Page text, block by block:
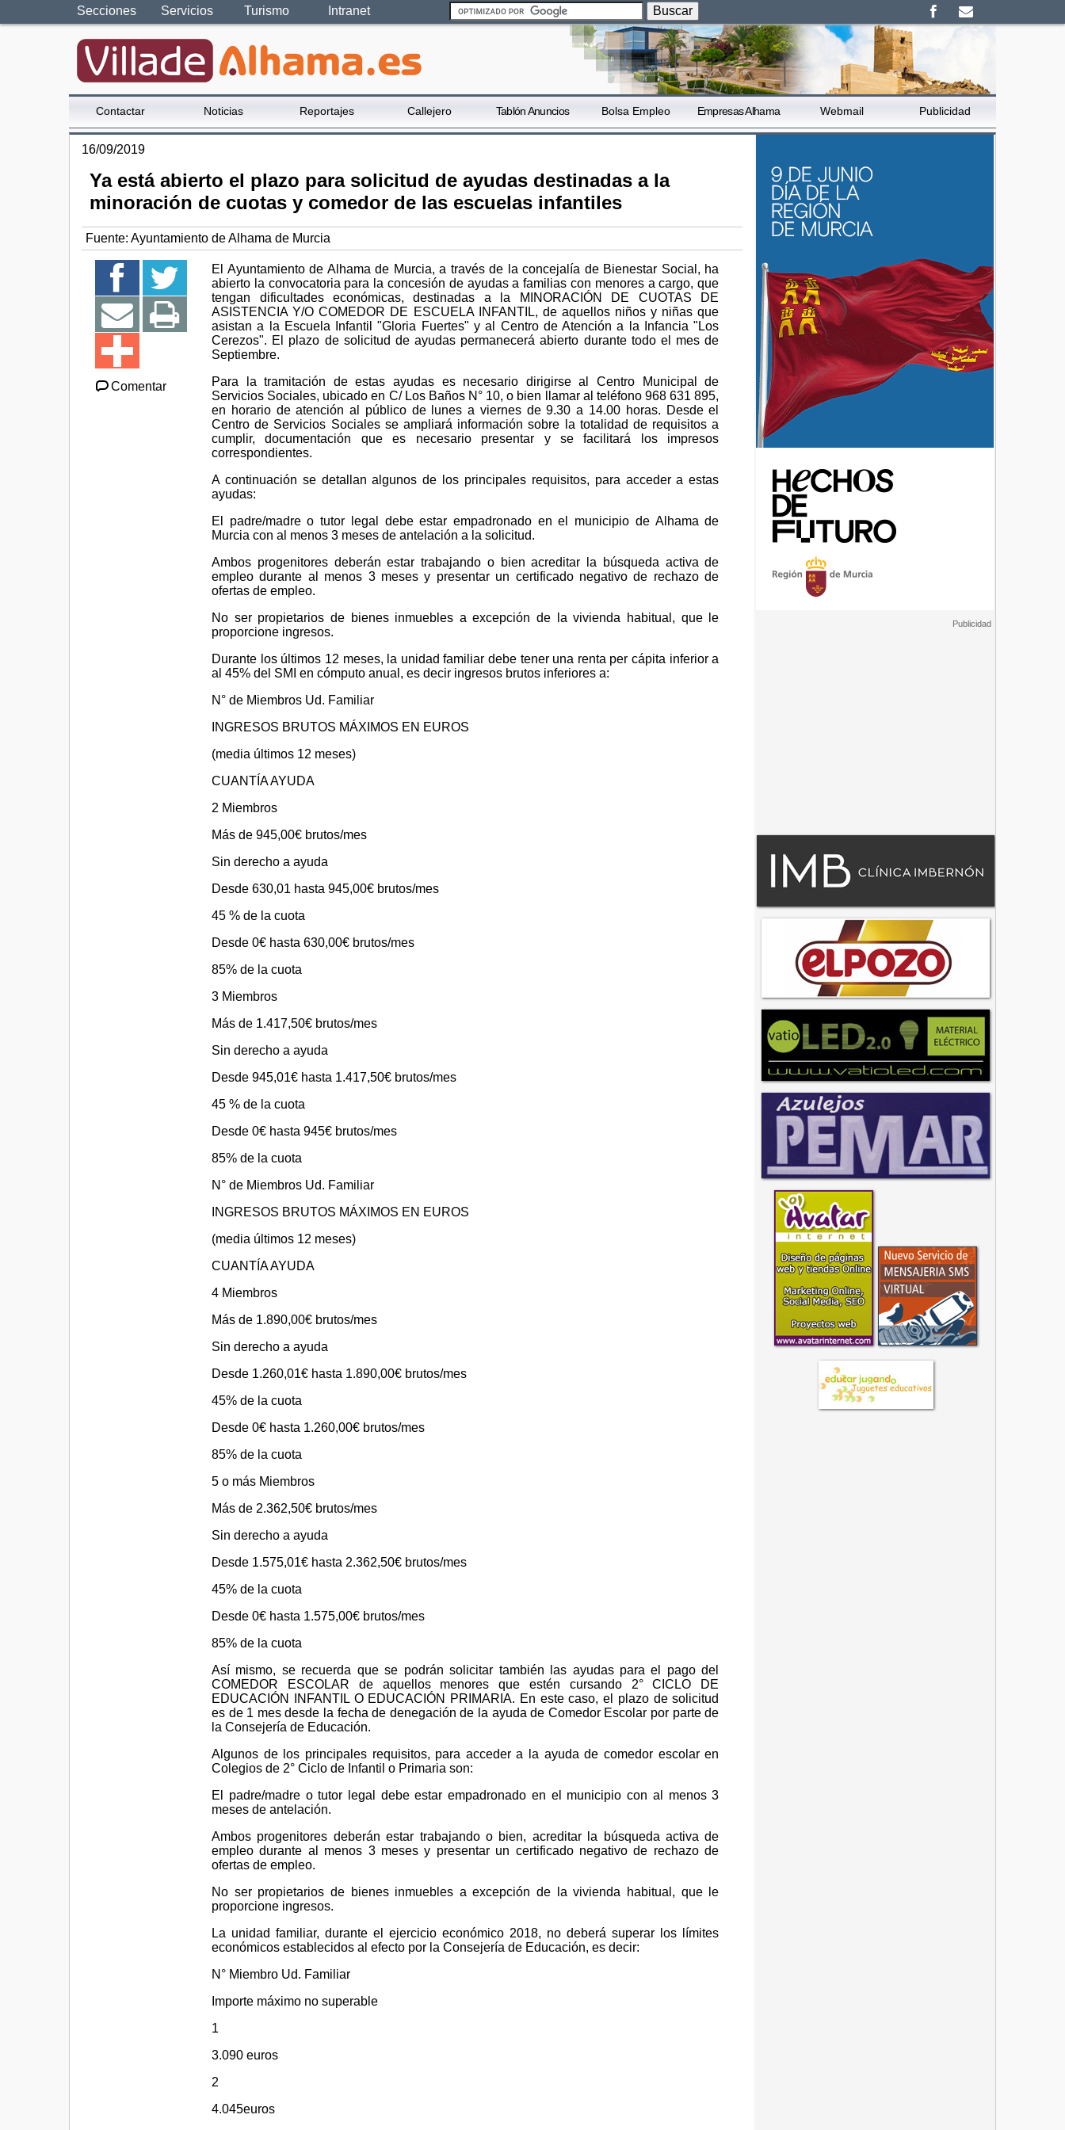
Secciones Servicios Turismo Intranet
Contactar Noticias Reportajes Callejero Tablón Anuncios Bolsa Empleo Empresas Alhama Webmail Publicidad
16/09/2019
Ya está abierto el plazo para solicitud de ayudas destinadas a la
minoración de cuotas y comedor de las escuelas infantiles
Fuente: Ayuntamiento de Alhama de Murcia
Comentar
El Ayuntamiento de Alhama de Murcia, a través de la concejalía de Bienestar Social, ha
abierto la convocatoria para la concesión de ayudas a familias con menores a cargo, que
tengan dificultades económicas, destinadas a la MINORACIÓN DE CUOTAS DE
ASISTENCIA Y/O COMEDOR DE ESCUELA INFANTIL, de aquellos niños y niñas que
asistan a la Escuela Infantil "Gloria Fuertes" y al Centro de Atención a la Infancia "Los
Cerezos". El plazo de solicitud de ayudas permanecerá abierto durante todo el mes de
Septiembre.
Para la tramitación de estas ayudas es necesario dirigirse al Centro Municipal de
Servicios Sociales, ubicado en C/ Los Baños N° 10, o bien llamar al teléfono 968 631 895,
en horario de atención al público de lunes a viernes de 9.30 a 14.00 horas. Desde el
Centro de Servicios Sociales se ampliará información sobre la totalidad de requisitos a
cumplir, documentación que es necesario presentar y se facilitará los impresos
correspondientes.
A continuación se detallan algunos de los principales requisitos, para acceder a estas
ayudas:
El padre/madre o tutor legal debe estar empadronado en el municipio de Alhama de
Murcia con al menos 3 meses de antelación a la solicitud.
Ambos progenitores deberán estar trabajando o bien acreditar la búsqueda activa de
empleo durante al menos 3 meses y presentar un certificado negativo de rechazo de
ofertas de empleo.
No ser propietarios de bienes inmuebles a excepción de la vivienda habitual, que le
proporcione ingresos.
Durante los últimos 12 meses, la unidad familiar debe tener una renta per cápita inferior a
al 45% del SMI en cómputo anual, es decir ingresos brutos inferiores a:
N° de Miembros Ud. Familiar
INGRESOS BRUTOS MÁXIMOS EN EUROS
(media últimos 12 meses)
CUANTÍA AYUDA
2 Miembros
Más de 945,00€ brutos/mes
Sin derecho a ayuda
Desde 630,01 hasta 945,00€ brutos/mes
45 % de la cuota
Desde 0€ hasta 630,00€ brutos/mes
85% de la cuota
3 Miembros
Más de 1.417,50€ brutos/mes
Sin derecho a ayuda
Desde 945,01€ hasta 1.417,50€ brutos/mes
45 % de la cuota
Desde 0€ hasta 945€ brutos/mes
85% de la cuota
N° de Miembros Ud. Familiar
INGRESOS BRUTOS MÁXIMOS EN EUROS
(media últimos 12 meses)
CUANTÍA AYUDA
4 Miembros
Más de 1.890,00€ brutos/mes
Sin derecho a ayuda
Desde 1.260,01€ hasta 1.890,00€ brutos/mes
45% de la cuota
Desde 0€ hasta 1.260,00€ brutos/mes
85% de la cuota
5 o más Miembros
Más de 2.362,50€ brutos/mes
Sin derecho a ayuda
Desde 1.575,01€ hasta 2.362,50€ brutos/mes
45% de la cuota
Desde 0€ hasta 1.575,00€ brutos/mes
85% de la cuota
Así mismo, se recuerda que se podrán solicitar también las ayudas para el pago del
COMEDOR ESCOLAR de aquellos menores que estén cursando 2° CICLO DE
EDUCACIÓN INFANTIL O EDUCACIÓN PRIMARIA. En este caso, el plazo de solicitud
es de 1 mes desde la fecha de denegación de la ayuda de Comedor Escolar por parte de
la Consejería de Educación.
Algunos de los principales requisitos, para acceder a la ayuda de comedor escolar en
Colegios de 2° Ciclo de Infantil o Primaria son:
El padre/madre o tutor legal debe estar empadronado en el municipio con al menos 3
meses de antelación.
Ambos progenitores deberán estar trabajando o bien, acreditar la búsqueda activa de
empleo durante al menos 3 meses y presentar un certificado negativo de rechazo de
ofertas de empleo.
No ser propietarios de bienes inmuebles a excepción de la vivienda habitual, que le
proporcione ingresos.
La unidad familiar, durante el ejercicio económico 2018, no deberá superar los límites
económicos establecidos al efecto por la Consejería de Educación, es decir:
N° Miembro Ud. Familiar
Importe máximo no superable
1
3.090 euros
2
4.045euros